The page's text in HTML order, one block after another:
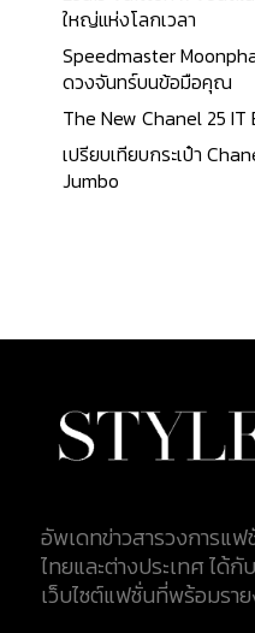
จีน ซึ่งในปีนี้ ตรงกับวันที่
สีขาว Ivory และสีแดงเ
เฉพาะสีแดงซึ่ง
ไอเทมสุดคลาสสิกของแ
กระเป๋ารูปทรงสี่เหลี่ยมที่
เป็นลวดลายแบบใหม่ เป็
อักษรที่มีความหมายว่า "
Bag กระเป๋าที่อยู่ในไลน์
ฮาร์ดแวร์ CD สีทองโบร
ใหญ่แห่งโลกเวลา
Speedmaster
ดวงจันทร์บนข้อมือคุณ
The New Chanel 25 IT
เปรียบเทียบกระเป๋า
Jumbo
อัพเดทข่าวสารวงการแ
ไทยและต่างประเทศ ได้กั
เว็บไซต์แฟชั่นที่พร้อมรา